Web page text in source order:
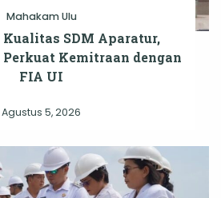
Mahakam Ulu
SDM Aparatur,
Kemitraan dengan
FIA UI
Agustus 5, 2026